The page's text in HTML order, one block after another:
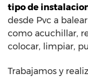
tipo de
desde Pvc a
como acuchillar,
colocar, limpiar,
Trabajamos y